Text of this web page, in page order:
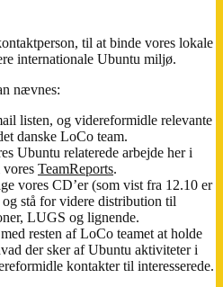
til at binde vores lokale
internationale Ubuntu miljø.
nævnes:
listen, og videreformidle relevante
danske LoCo team.
Ubuntu relaterede arbejde her i
TeamReports.
vores CD’er (som vist fra 12.10 er
stå for videre distribution til
LUGS og lignende.
resten af LoCo teamet at holde
der sker af Ubuntu aktiviteter i
kontakter til interesserede.